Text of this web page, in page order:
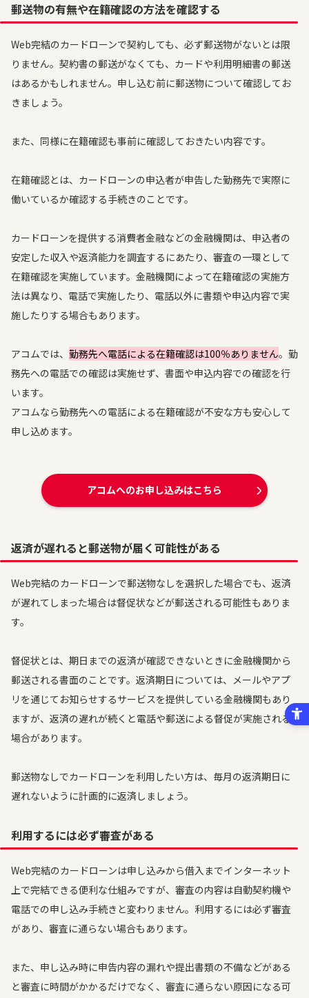
郵送物の有無や在籍確認の方法を確認する
Web完結のカードローンで契約しても、必ず郵送物がないとは限
りません。契約書の郵送がなくても、カードや利用明細書の郵送
はあるかもしれません。申し込む前に郵送物について確認してお
きましょう。
また、同様に在籍確認も事前に確認しておきたい内容です。
在籍確認とは、カードローンの申込者が申告した勤務先で実際に
働いているか確認する手続きのことです。
カードローンを提供する消費者金融などの金融機関は、申込者の
安定した収入や返済能力を調査するにあたり、審査の一環として
在籍確認を実施しています。金融機関によって在籍確認の実施方
法は異なり、電話で実施したり、電話以外に書類や申込内容で実
施したりする場合もあります。
アコムでは、 勤務先へ電話による在籍確認は100％ありません。勤
務先への電話での確認は実施せず、書面や申込内容での確認を行
います。
アコムなら勤務先への電話による在籍確認が不安な方も安心して
申し込めます。
アコムへのお申し込みはこちら
返済が遅れると郵送物が届く可能性がある
Web完結のカードローンで郵送物なしを選択した場合でも、返済
が遅れてしまった場合は督促状などが郵送される可能性もありま
す。
督促状とは、期日までの返済が確認できないときに金融機関から
郵送される書面のことです。返済期日については、メールやアプ
リを通じてお知らせするサービスを提供している金融機関もあり
ますが、返済の遅れが続くと電話や郵送による督促が実施される
場合があります。
郵送物なしでカードローンを利用したい方は、毎月の返済期日に
遅れないように計画的に返済しましょう。
利用するには必ず審査がある
Web完結のカードローンは申し込みから借入までインターネット
上で完結できる便利な仕組みですが、審査の内容は自動契約機や
電話での申し込み手続きと変わりません。利用するには必ず審査
があり、審査に通らない場合もあります。
また、申し込み時に申告内容の漏れや提出書類の不備などがある
と審査に時間がかかるだけでなく、審査に通らない原因になる可